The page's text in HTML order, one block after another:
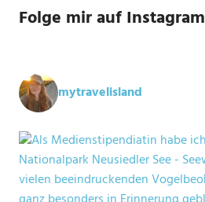
Folge mir auf Instagram
mytravelisland